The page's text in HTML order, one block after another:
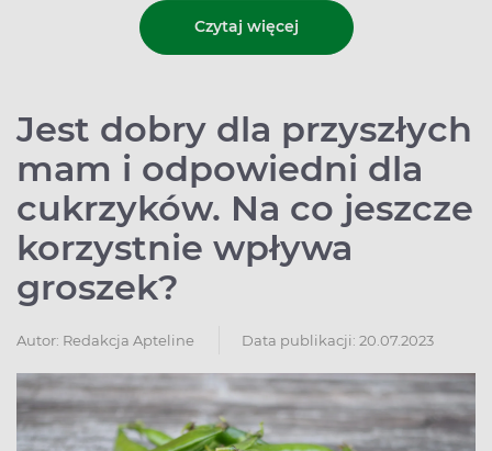
Czytaj więcej
Jest dobry dla przyszłych
mam i odpowiedni dla
cukrzyków. Na co jeszcze
korzystnie wpływa
groszek?
Autor: Redakcja Apteline Data publikacji: 20.07.2023